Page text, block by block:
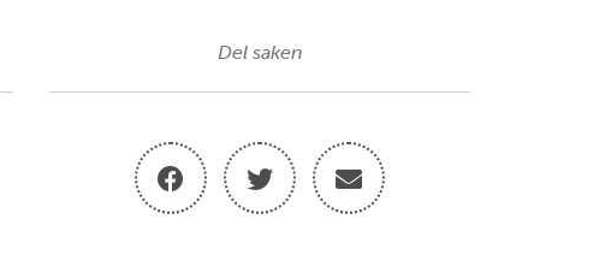
Del saken